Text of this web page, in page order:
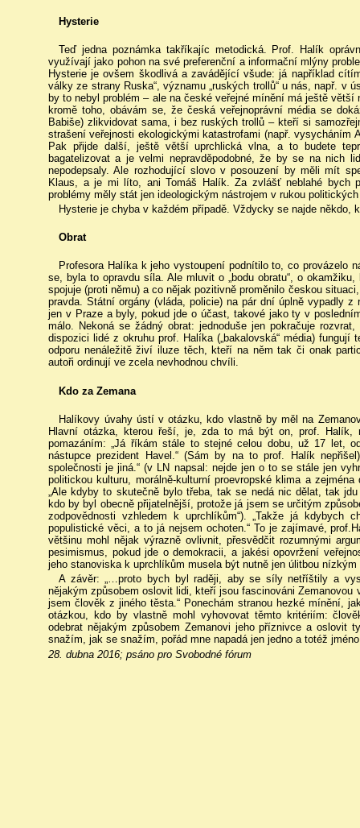
Hysterie
Teď jedna poznámka takříkajíc metodická. Prof. Halík
využívají jako pohon na své preferenční a informační mlýny
Hysterie je ovšem škodlivá a zavádějící všude: já například
války ze strany Ruska“, významu „ruských trollů“ u nás, např. v
by to nebyl problém – ale na české veřejné mínění má ještě
kromě toho, obávám se, že česká veřejnoprávní média se
Babiše) zlikvidovat sama, i bez ruských trollů – kteří si
strašení veřejnosti ekologickými katastrofami (např. vysycháním
Pak přijde další, ještě větší uprchlická vlna, a to budete
bagatelizovat a je velmi nepravděpodobné, že by se na nich
nepodepsaly. Ale rozhodující slovo v posouzení by měli mít
Klaus, a je mi líto, ani Tomáš Halík. Za zvlášť neblahé bych
problémy měly stát jen ideologickým nástrojem v rukou
Hysterie je chyba v každém případě. Vždycky se najde někdo,
Obrat
Profesora Halíka k jeho vystoupení podnítilo to, co provázelo
se, byla to opravdu síla. Ale mluvit o „bodu obratu“, o
spojuje (proti němu) a co nějak pozitivně proměnilo českou
pravda. Státní orgány (vláda, policie) na pár dní úplně vypadly
jen v Praze a byly, pokud jde o účast, takové jako ty v
málo. Nekoná se žádný obrat: jednoduše jen pokračuje
dispozici lidé z okruhu prof. Halíka („bakalovská“ média)
odporu nenáležitě živí iluze těch, kteří na něm tak či onak
autoři ordinují ve zcela nevhodnou chvíli.
Kdo za Zemana
Halíkovy úvahy ústí v otázku, kdo vlastně by měl na
Hlavní otázka, kterou řeší, je, zda to má být on, prof. Halík,
pomazáním: „Já říkám stále to stejné celou dobu, už 17 let,
nástupce prezident Havel.“ (Sám by na to prof. Halík
společnosti je jiná.“ (v LN napsal: nejde jen o to se stále jen
politickou kulturu, morálně-kulturní proevropské klima a
„Ale kdyby to skutečně bylo třeba, tak se nedá nic dělat, tak
kdo by byl obecně přijatelnější, protože já jsem se určitým
zodpovědnosti vzhledem k uprchlíkům“). „Takže já
populistické věci, a to já nejsem ochoten.“ To je zajímavé,
většinu mohl nějak výrazně ovlivnit, přesvědčit rozumnými
pesimismus, pokud jde o demokracii, a jakési opovržení
jeho stanoviska k uprchlíkům musela být nutně jen úlitbou nízkým
A závěr: „…proto bych byl raději, aby se síly netříštily a
nějakým způsobem oslovit lidi, kteří jsou fascinováni
jsem člověk z jiného těsta.“ Ponechám stranou hezké mínění,
otázkou, kdo by vlastně mohl vyhovovat těmto kritériím:
odebrat nějakým způsobem Zemanovi jeho příznivce a oslovit
snažím, jak se snažím, pořád mne napadá jen jedno a totéž
28. dubna 2016; psáno pro Svobodné fórum